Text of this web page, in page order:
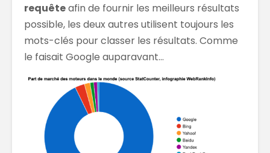
requêteafin de fournir les meilleurs résultats
possible, les deux autres utilisent toujours les
mots-clés pour classer les résultats. Comme
le faisait Google auparavant…